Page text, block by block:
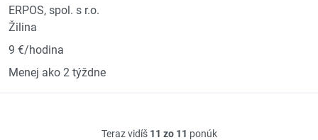
ERPOS, spol. s r.o.
Žilina
9 €/hodina
Menej ako 2 týždne
Teraz vidíš 11 zo 11 ponúk